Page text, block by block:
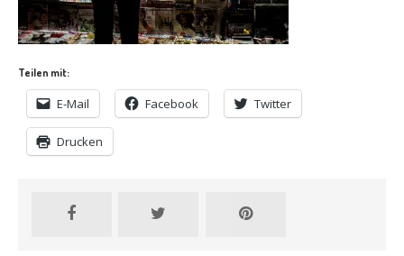
Teilen mit:
E-Mail Facebook Twitter
Drucken